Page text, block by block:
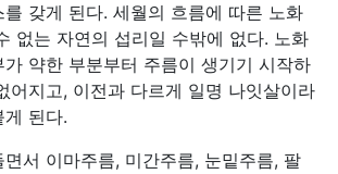
갖게 된다. 세월의 흐름에 따른 노화
없는 자연의 섭리일 수밖에 없다. 노화
약한 부분부터 주름이 생기기 시작하
어지고, 이전과 다르게 일명 나잇살이라
된다.
서 이마주름, 미간주름, 눈밑주름, 팔